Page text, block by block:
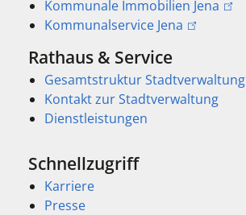
Kommunale Immobilien Jena
Kommunalservice Jena
Rathaus & Service
Gesamtstruktur Stadtverwaltung
Kontakt zur Stadtverwaltung
Dienstleistungen
Schnellzugriff
Karriere
Presse